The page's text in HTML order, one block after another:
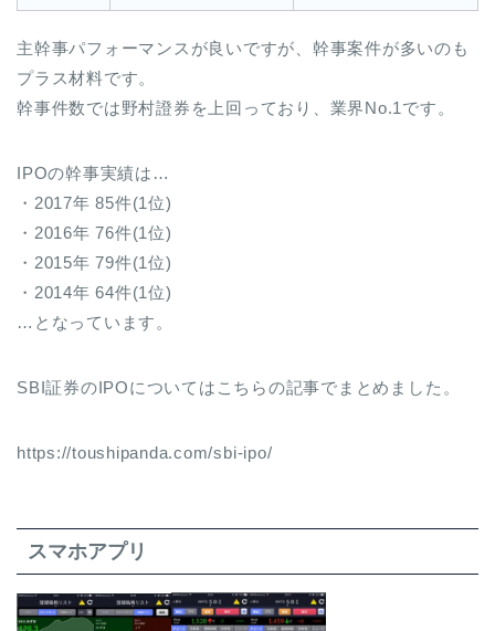
主幹事パフォーマンスが良いですが、幹事案件が多いのも
プラス材料です。
幹事件数では野村證券を上回っており、業界No.1です。
IPOの幹事実績は…
・2017年 85件(1位)
・2016年 76件(1位)
・2015年 79件(1位)
・2014年 64件(1位)
…となっています。
SBI証券のIPOについてはこちらの記事でまとめました。
https://toushipanda.com/sbi-ipo/
スマホアプリ